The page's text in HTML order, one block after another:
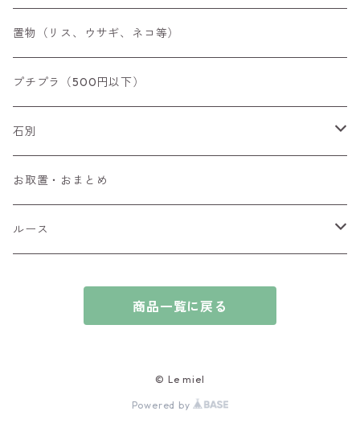
空枠
リング
ペンダントトップ
ブローチ
チャーム
ブレスレット
置物（リス、ウサギ、ネコ等）
プチプラ（500円以下）
石別
アイオライト
アウイナイト
アクアマリン
お取置・おまとめ
ルース
カボションカット
商品一覧に戻る
© Le miel
Powered by